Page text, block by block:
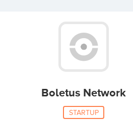
Boletus Network
STARTUP